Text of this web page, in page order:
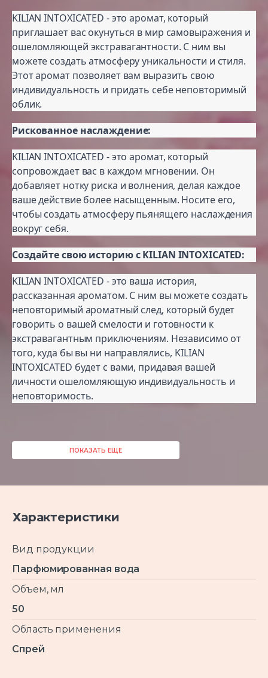
KILIAN INTOXICATED - это аромат, который
приглашает вас окунуться в мир самовыражения и
ошеломляющей экстравагантности. С ним вы
можете создать атмосферу уникальности и стиля.
Этот аромат позволяет вам выразить свою
индивидуальность и придать себе неповторимый
облик.
Рискованное наслаждение:
KILIAN INTOXICATED - это аромат, который
сопровождает вас в каждом мгновении. Он
добавляет нотку риска и волнения, делая каждое
ваше действие более насыщенным. Носите его,
чтобы создать атмосферу пьянящего наслаждения
вокруг себя.
Создайте свою историю с KILIAN INTOXICATED:
KILIAN INTOXICATED - это ваша история,
рассказанная ароматом. С ним вы можете создать
неповторимый ароматный след, который будет
говорить о вашей смелости и готовности к
экстравагантным приключениям. Независимо от
того, куда бы вы ни направлялись, KILIAN
INTOXICATED будет с вами, придавая вашей
личности ошеломляющую индивидуальность и
неповторимость.
ПОКАЗАТЬ ЕЩЕ
Характеристики
Вид продукции
Парфюмированная вода
Объем, мл
50
Область применения
Спрей